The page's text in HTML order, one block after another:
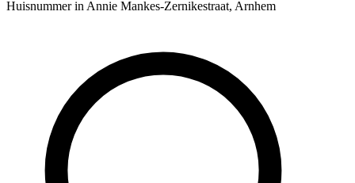
Huisnummer in Annie Mankes-Zernikestraat, Arnhem